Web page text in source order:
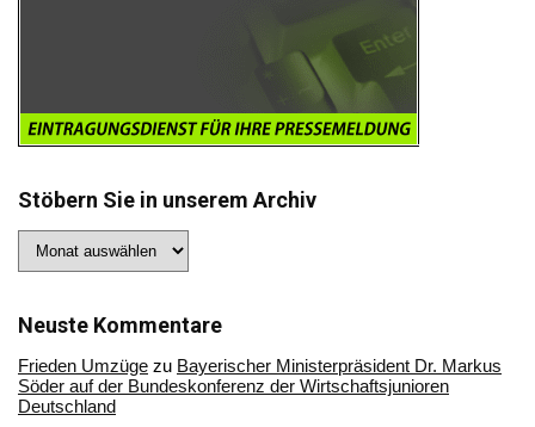
Stöbern Sie in unserem Archiv
Sie
Archiv
Neuste Kommentare
Frieden Umzüge zu Bayerischer Ministerpräsident Dr. Markus
Söder auf der Bundeskonferenz der Wirtschaftsjunioren
Deutschland